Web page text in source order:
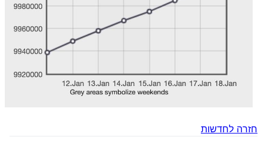
חזרה לחדשות